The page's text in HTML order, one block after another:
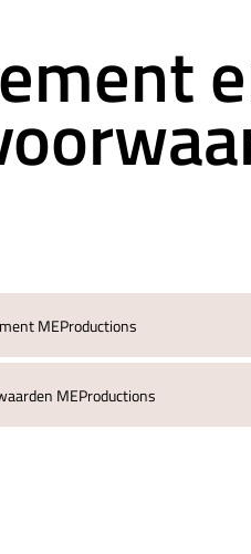
MEProductions
MEProductions